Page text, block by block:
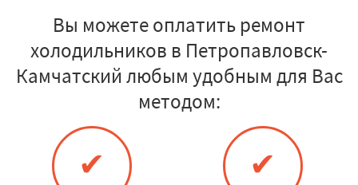
Вы можете оплатить ремонт
холодильников в Петропавловск-
Камчатский любым удобным для Вас
методом:
✔ ✔